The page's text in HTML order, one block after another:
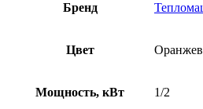
Бренд
Цвет
Мощность, кВт 1/2